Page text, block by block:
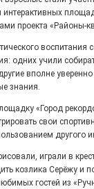
героизма» — новый
проекта «Районы-
воспитания
одних учили
вполне
знания.
«Город
свои
другого
играли в
козлика Серёжу и
гостей из